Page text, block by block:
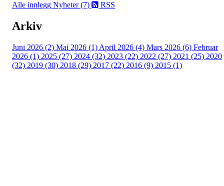
Alle innlegg Nyheter (7) RSS
Arkiv
Juni 2026 (2) Mai 2026 (1) April 2026 (4) Mars 2026 (6) Februar
2026 (1) 2025 (27) 2024 (32) 2023 (22) 2022 (27) 2021 (25) 2020
(32) 2019 (30) 2018 (29) 2017 (22) 2016 (9) 2015 (1)